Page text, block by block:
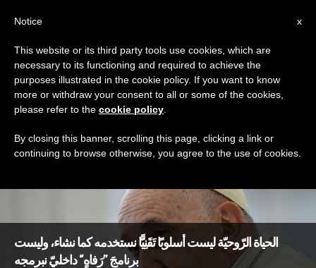
TAG
Posts Tagged ‘رفاه’
DERNIÈRES NOUVELLES
الحياة الرّوحيّة ليست أسلوبًا تَقَنِيًّا نستخدمه كما نشاء، وليست
برنامجَ ”رَفاهٍ“ داخليّ نبرمجه
x
Notice
This website or its third party tools use cookies, which are
necessary to its functioning and required to achieve the
purposes illustrated in the cookie policy. If you want to know
more or withdraw your consent to all or some of the cookies,
please refer to the cookie policy
By closing this banner, scrolling this page, clicking a link or
continuing to browse otherwise, you agree to the use of cookies.